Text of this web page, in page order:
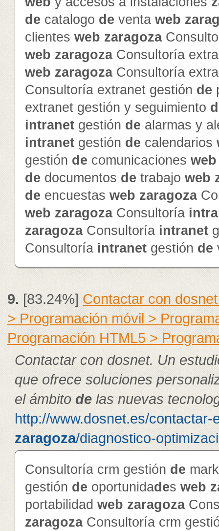
de catalogo de venta web
clientes web zaragoza
web zaragozaConsultoría
web zaragozaConsultoría
Consultoría extranet gestión de
extranet gestión y seguimiento
intranet gestión de alarmas y
intranet gestión de calendarios
gestión de comunicaciones web
de documentos de trabajo web
de encuestas web zaragoza
web zaragozaConsultoría
zaragozaConsultoría intranet
Consultoría intranet gestión de
9.[83.24%] Contactar con
> Programación móvil >
Programación HTML5 >
Contactar con dosnet. Un
que ofrece soluciones
el ámbitodelas nuevas
http://www.dosnet.es/contactar-
zaragoza/diagnostico-
Consultoría crm gestión de
gestión de oportunidades web
portabilidad web zaragoza
zaragozaConsultoría crm